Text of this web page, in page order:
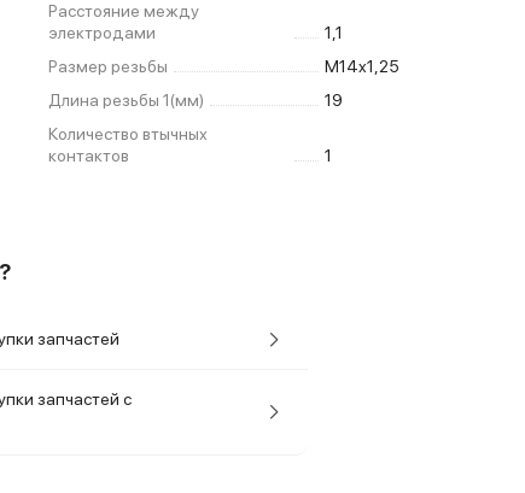
Расстояние между
электродами
1,1
Размер резьбы
M14x1,25
Длина резьбы 1(мм)
19
Количество втычных
контактов
1
запчастей
запчастей с